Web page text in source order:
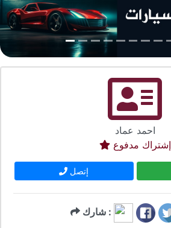
احمد عماد
إشتراك مدفوع
إتصل
شارك :